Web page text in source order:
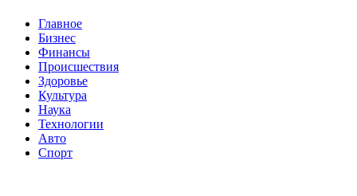
Главное
Бизнес
Финансы
Происшествия
Здоровье
Культура
Наука
Технологии
Авто
Спорт